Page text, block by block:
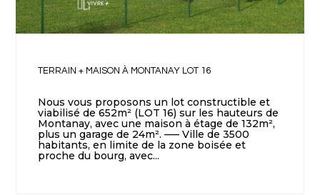
TERRAIN + MAISON À MONTANAY LOT 16
Nous vous proposons un lot constructible et
viabilisé de 652m² (LOT 16) sur les hauteurs de
Montanay, avec une maison à étage de 132m²,
plus un garage de 24m². —– Ville de 3500
habitants, en limite de la zone boisée et
proche du bourg, avec...